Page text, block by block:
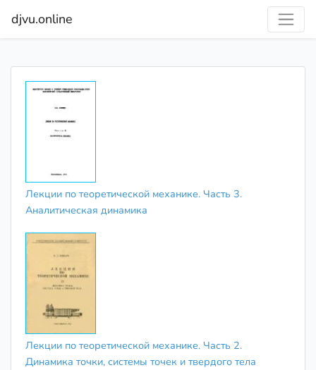
djvu.online
Лекции по теоретической механике. Часть 3.
Аналитическая динамика
Лекции по теоретической механике. Часть 2.
Динамика точки, системы точек и твердого тела